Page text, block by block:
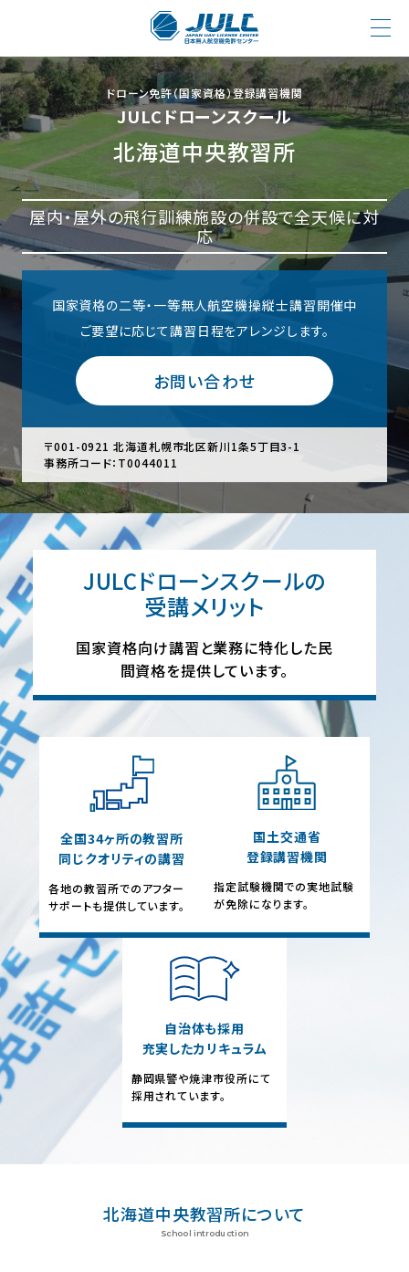
ドローン免許（国家資格）登録講習機関
JULCドローンスクール
北海道中央教習所
屋内・屋外の飛行訓練施設の併設で全天候に対
応
国家資格の二等・一等無人航空機操縦士講習開催中
ご要望に応じて講習日程をアレンジします。
お問い合わせ
〒001-0921 北海道札幌市北区新川1条5丁目3-1
事務所コード：T0044011
JULCドローンスクールの
受講メリット
国家資格向け講習と業務に特化した民
間資格を提供しています。
全国34ヶ所の教習所
同じクオリティの講習
各地の教習所でのアフター
サポートも提供しています。
国土交通省
登録講習機関
指定試験機関での実地試験
が免除になります。
自治体も採用
充実したカリキュラム
静岡県警や焼津市役所にて
採用されています。
北海道中央教習所について
School introduction